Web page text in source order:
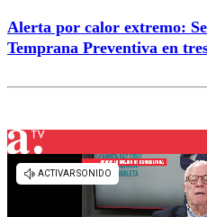
Alerta por calor extremo:
Temprana Preventiva en